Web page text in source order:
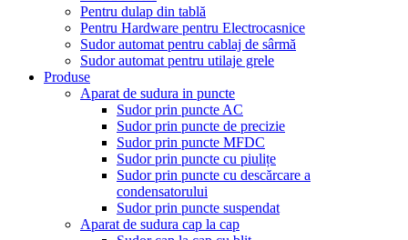
Pentru dulap din tablă
Pentru Hardware pentru Electrocasnice
Sudor automat pentru cablaj de sârmă
Sudor automat pentru utilaje grele
Produse
Aparat de sudura in puncte
Sudor prin puncte AC
Sudor prin puncte de precizie
Sudor prin puncte MFDC
Sudor prin puncte cu piulițe
Sudor prin puncte cu descărcare a
condensatorului
Sudor prin puncte suspendat
Aparat de sudura cap la cap